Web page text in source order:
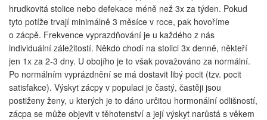
hrudkovitá stolice nebo defekace méně než 3x za týden. Pokud
tyto potíže trvají minimálně 3 měsíce v roce, pak hovoříme
o zácpě. Frekvence vyprazdňování je u každého z nás
individuální záležitostí. Někdo chodí na stolici 3x denně, někteří
jen 1x za 2-3 dny. U obojího je to však považováno za normální.
Po normálním vyprázdnění se má dostavit libý pocit (tzv. pocit
satisfakce). Výskyt zácpy v populaci je častý, častěji jsou
postiženy ženy, u kterých je to dáno určitou hormonální odlišností,
zácpa se může objevit v těhotenství a její výskyt narůstá s věkem